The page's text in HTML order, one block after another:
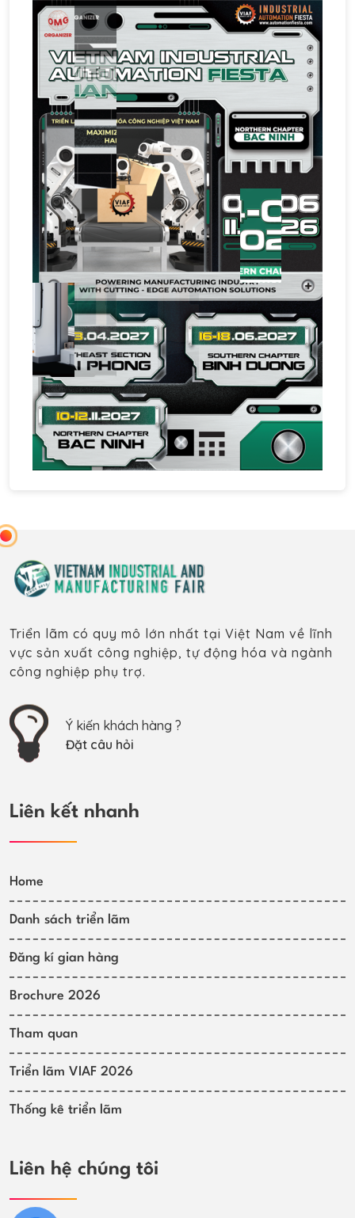
Triển lãm có quy mô lớn nhất tại Việt Nam về lĩnh
vực sản xuất công nghiệp, tự động hóa và ngành
công nghiệp phụ trợ.
Ý kiến khách hàng ?
Đặt câu hỏi
Liên kết nhanh
Home
Danh sách triển lãm
Đăng kí gian hàng
Brochure 2026
Tham quan
Triển lãm VIAF 2026
Thống kê triển lãm
Liên hệ chúng tôi